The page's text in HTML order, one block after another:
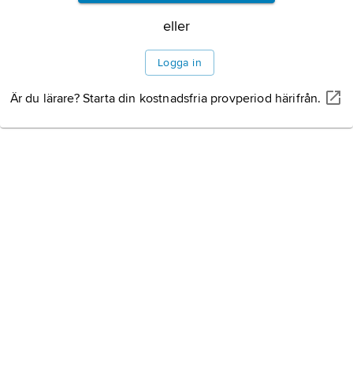
eller
Logga in
Är du lärare? Starta din kostnadsfria provperiod härifrån.